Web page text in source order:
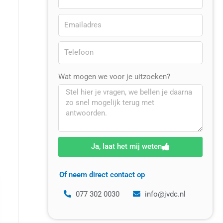
Wat mogen we voor je uitzoeken?
Ja, laat het mij weten
Of neem direct contact op
077 302 0030 info@jvdc.nl